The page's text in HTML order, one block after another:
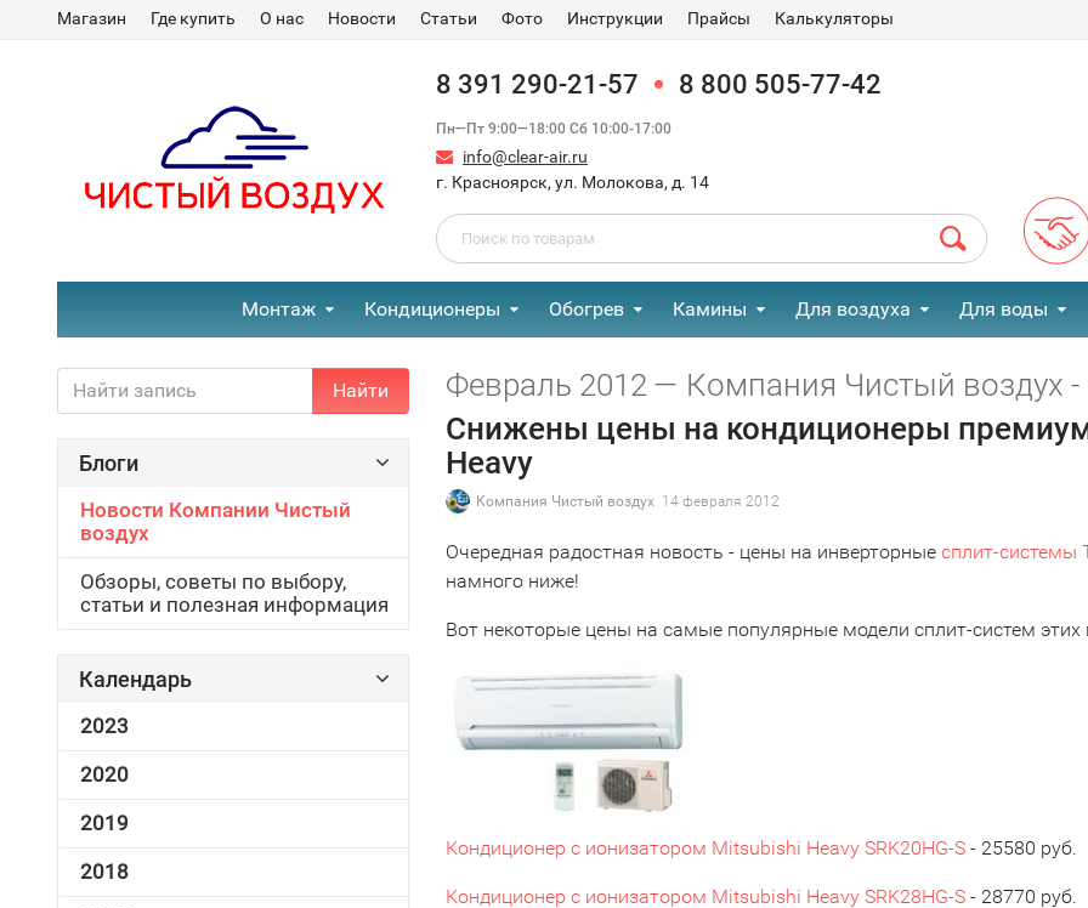
Магазин Где купить О нас Новости Статьи Фото Инструкции Прайсы Калькуляторы
8 391 290-21-57 8 800 505-77-42
Пн—Пт 9:00—18:00 Сб 10:00-17:00
info@clear-air.ru
г. Красноярск, ул. Молокова, д. 14
Монтаж Кондиционеры Обогрев Камины Для воздуха Для воды
Найти
Блоги
Новости Компании Чистый
воздух
Обзоры, советы по выбору,
статьи и полезная информация
Календарь
2023
2020
2019
2018
Февраль 2012 — Компания Чистый воздух -
Снижены цены на кондиционеры
Heavy
Компания Чистый воздух 14 февраля 2012
Очередная радостная новость - цены на инверторные сплит-системы
намного ниже!
Вот некоторые цены на самые популярные модели сплит-систем этих
Кондиционер с ионизатором Mitsubishi Heavy SRK20HG-S - 25580 руб.
Кондиционер с ионизатором Mitsubishi Heavy SRK28HG-S - 28770 руб.